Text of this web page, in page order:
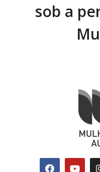
sob a